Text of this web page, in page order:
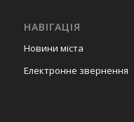
НАВІГАЦІЯ
Новини міста
Електронне звернення